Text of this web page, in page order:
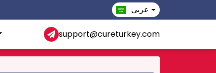
عربى
support@cureturkey.com